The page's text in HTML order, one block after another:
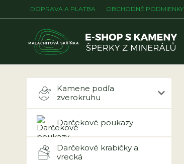
DOPRAVA A PLATBA OBCHODNÉ PODMIENKY
Kamene podľa
zverokruhu
Darčekové poukazy
Darčekové krabičky a
vrecká